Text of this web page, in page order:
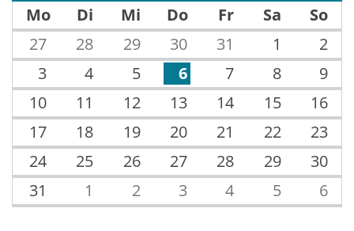
Mo Di Mi Do Fr Sa
So
27
28 29 30 31 1
2
3
4 5 6 7 8
9
10
11 12 13 14 15
16
17
18 19 20 21 22
23
24
25 26 27 28 29
30
31
1 2 3 4 5 6